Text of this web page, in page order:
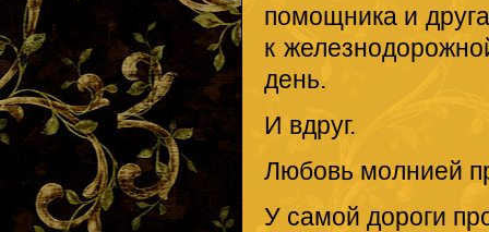
помощника и
к
день.
И вдруг.
Любовь молнией
У самой дороги